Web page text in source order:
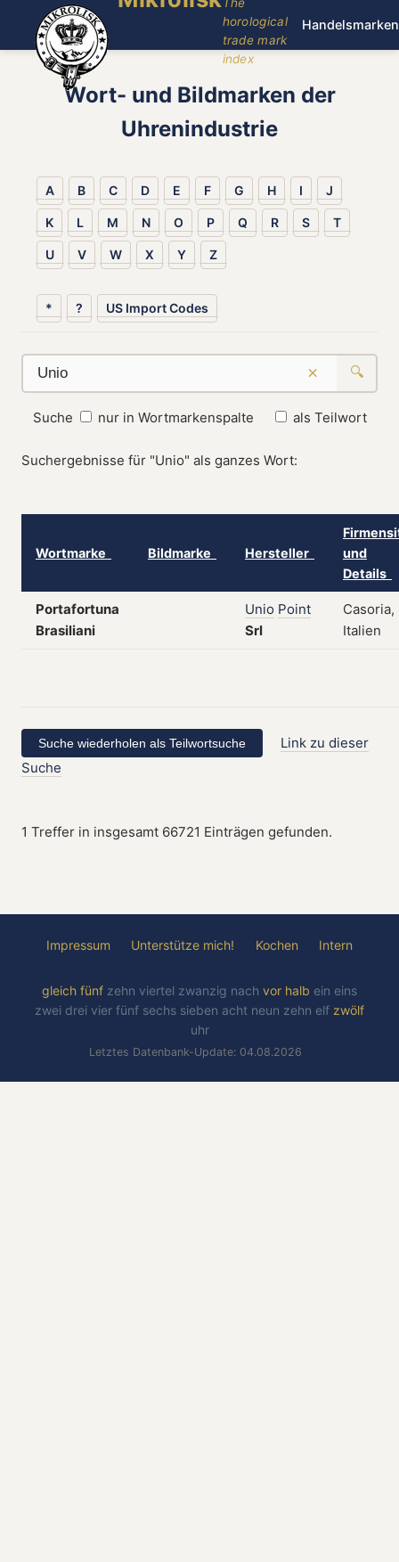
horological
trade mark
index
Handelsmarken
Wort- und Bildmarken der
Uhrenindustrie
A B C D E F G H I J
K L M N O P Q R S T
U V W X Y Z
* ? US Import Codes
× 🔍
Suche nur in Wortmarkenspalte als Teilwort
Suchergebnisse für "Unio" als ganzes Wort:
Wortmarke Bildmarke Hersteller
und
Details
Portafortuna
Brasiliani
Unio Point
Srl
Casoria,
Italien
Link zu dieser
Suche
1 Treffer in insgesamt 66721 Einträgen gefunden.
Impressum Unterstütze mich! Kochen Intern
gleich fünf zehn viertel zwanzig nach vor halb ein eins
zwei drei vier fünf sechs sieben acht neun zehn elf zwölf
uhr
Letztes Datenbank-Update: 04.08.2026